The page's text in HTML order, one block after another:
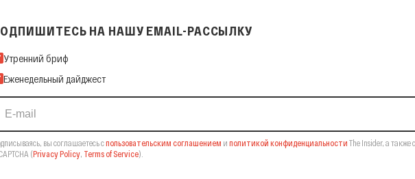
НА НАШУ EMAIL-РАССЫЛКУ
на нашу Email-рассылку
Утренний бриф
Еженедельный дайджест
вы соглашаетесь спользовательским соглашением и политикой конфиденциальности The Insider, а также
(Privacy Policy, Terms of Service).